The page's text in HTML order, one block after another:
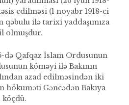
edilməsi (1 noyabr 1918-ci
qəbulu ilə tarixi yaddaşımıza
olmuşdur.
də Qafqaz İslam Ordusunun
köməyi ilə Bakının
azad edilməsindən iki
hökuməti Gəncədən Bakıya
köçdü.